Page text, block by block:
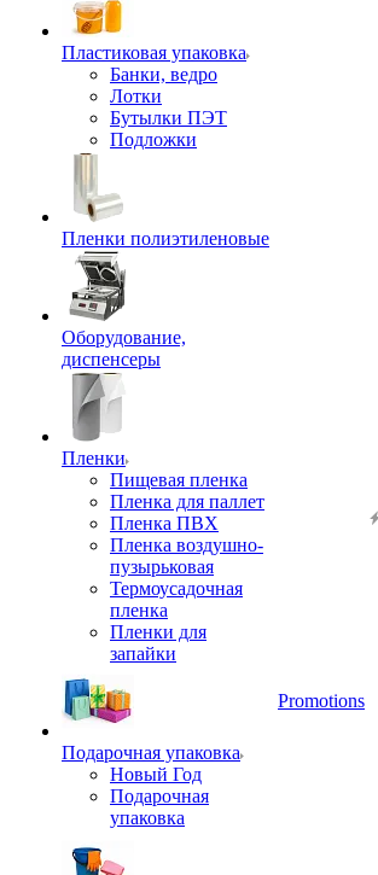
Пластиковая упаковка
Банки, ведро
Лотки
Бутылки ПЭТ
Подложки
Пленки полиэтиленовые
Оборудование,
диспенсеры
Пленки
Пищевая пленка
Пленка для паллет
Пленка ПВХ
Пленка воздушно-
пузырьковая
Термоусадочная
пленка
Пленки для
запайки
Подарочная упаковка
Новый Год
Подарочная
упаковка
Promotions